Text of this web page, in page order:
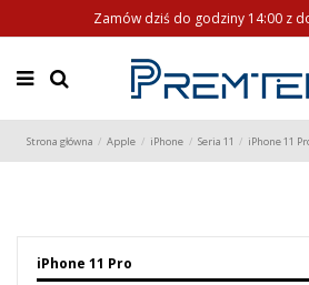
Zamów dziś do godziny 14:00 z
Strona główna Apple iPhone Seria 11 iPhone 11
iPhone 11 Pro